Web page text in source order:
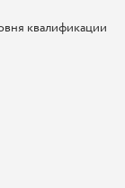
квалификации